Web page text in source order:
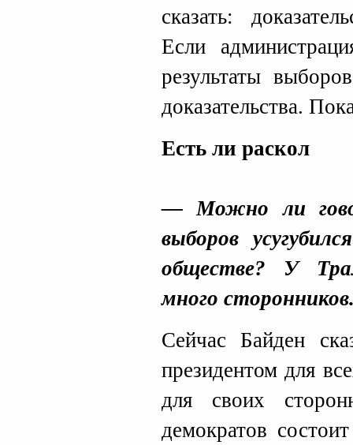
сказать:
Если
результаты
доказательства.
Есть ли раскол
— Можно ли
выборов
обществе? У
много
Сейчас Байден
президентом для
для своих
демократов